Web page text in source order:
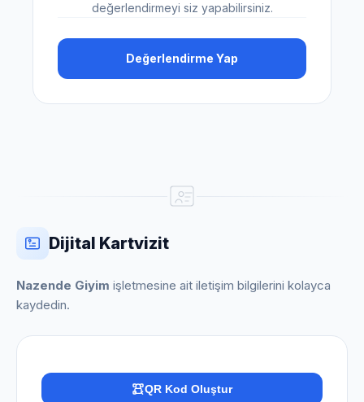
değerlendirmeyi siz yapabilirsiniz.
Değerlendirme Yap
Dijital Kartvizit
Nazende Giyim işletmesine ait iletişim bilgilerini kolayca
kaydedin.
QR Kod Oluştur